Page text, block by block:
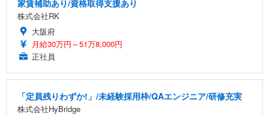
家賃補助あり/資格取得支援あり
株式会社RK
大阪府
月給30万円～51万8,000円
正社員
「定員残りわずか!」/未経験採用枠/QAエンジニア/研修充実
株式会社HyBridge